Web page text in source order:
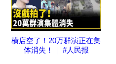
横店空了！20万群演正在集
体消失！｜ #人民报